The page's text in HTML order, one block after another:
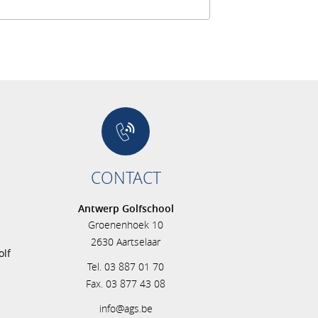
CONTACT
Antwerp Golfschool
Groenenhoek 10
2630 Aartselaar
Tel. 03 887 01 70
Fax. 03 877 43 08
info@ags.be